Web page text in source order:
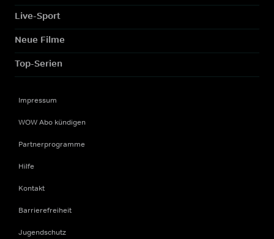
Live-Sport
Neue Filme
Top-Serien
Impressum
WOW Abo kündigen
Partnerprogramme
Hilfe
Kontakt
Barrierefreiheit
Jugendschutz